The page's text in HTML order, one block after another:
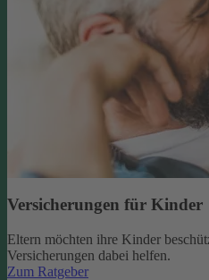
Versicherungen für Kinder
Eltern möchten ihre Kinder
Versicherungen dabei helfen.
Zum Ratgeber